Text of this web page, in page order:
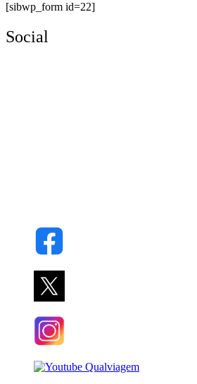
[sibwp_form id=22]
Social